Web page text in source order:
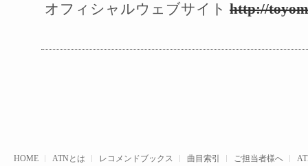
オフィシャルウェブサイト http://
HOME ATNとは レコメンドブックス 曲目索引 ご担当者様へ